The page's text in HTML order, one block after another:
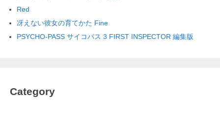
Red
冴えない彼女の育てかた Fine
PSYCHO-PASS サイコパス 3 FIRST INSPECTOR 編集版
Category